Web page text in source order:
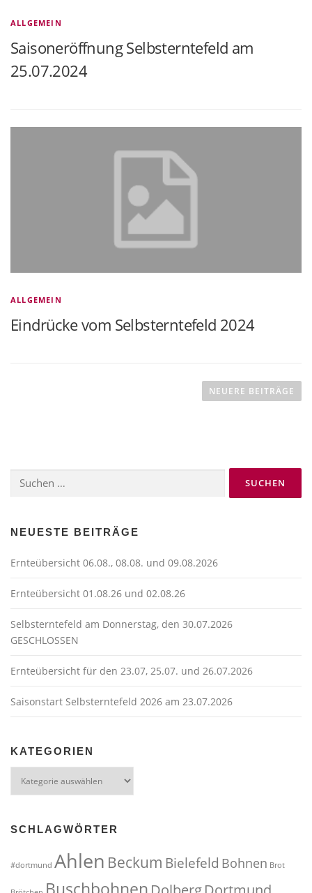
ALLGEMEIN
Saisoneröffnung Selbsterntefeld am
25.07.2024
ALLGEMEIN
Eindrücke vom Selbsterntefeld 2024
a
i
g
t
i
n
NEUERE BEITRÄGE
nach:
NEUESTE BEITRÄGE
Ernteübersicht 06.08., 08.08. und 09.08.2026
Ernteübersicht 01.08.26 und 02.08.26
Selbsterntefeld am Donnerstag, den 30.07.2026
GESCHLOSSEN
Ernteübersicht für den 23.07, 25.07. und 26.07.2026
Saisonstart Selbsterntefeld 2026 am 23.07.2026
KATEGORIEN
SCHLAGWÖRTER
#dortmund Ahlen Beckum Bielefeld Bohnen Brot